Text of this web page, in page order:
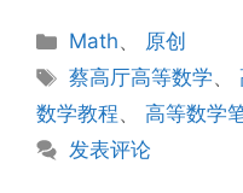
分
类
Math、 原创
标
签
蔡高厅高等数学、
数学教程、 高等数学
发表评论